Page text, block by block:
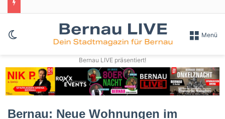
Skin umschalten Menü
Bernau LIVE präsentiert!
Bernau: Neue Wohnungen im